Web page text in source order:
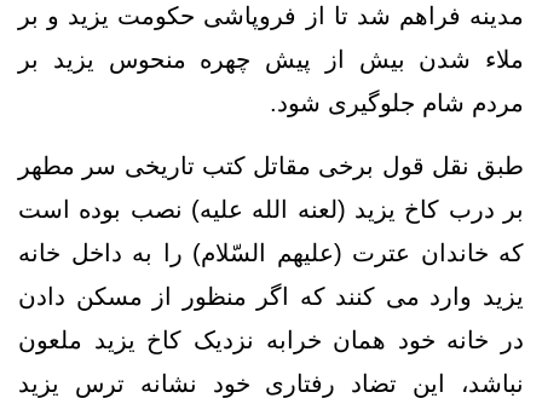
مدینه فراهم شد تا از فروپاشی حکومت یزید و بر
ملاء شدن بیش از پیش چهره منحوس یزید بر
مردم شام جلوگیری شود.
طبق نقل قول برخی مقاتل کتب تاریخی سر مطهر
بر درب کاخ یزید (لعنه الله علیه) نصب بوده است
که خاندان عترت (علیهم السّلام) را به داخل خانه
یزید وارد می کنند که اگر منظور از مسکن دادن
در خانه خود همان خرابه نزدیک کاخ یزید ملعون
نباشد، این تضاد رفتاری خود نشانه ترس یزید